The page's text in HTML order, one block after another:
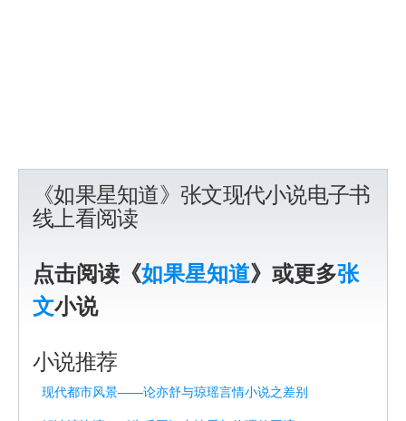
《如果星知道》张文现代小说电子书
线上看阅读
点击阅读《如果星知道》或更多张
文小说
小说推荐
现代都市风景——论亦舒与琼瑶言情小说之差别